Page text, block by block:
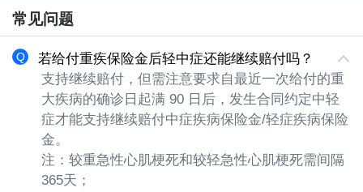
常见问题
若给付重疾保险金后轻中症还能继续赔付吗？
支持继续赔付，但需注意要求自最近一次给付的重
大疾病的确诊日起满 90 日后，发生合同约定中轻
症才能支持继续赔付中症疾病保险金/轻症疾病保险
金。
注：较重急性心肌梗死和较轻急性心肌梗死需间隔
365天；